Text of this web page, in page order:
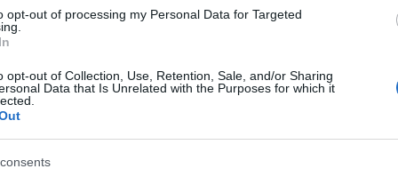
opt-out of processing my Personal Data for Targeted
opt-out of Collection, Use, Retention, Sale, and/or Sharing
Data that Is Unrelated with the Purposes for which it
Stand artigianali, delle eccellenze e
Street Food con ricette tipiche sarde.
per bambini e adulti con rilascio